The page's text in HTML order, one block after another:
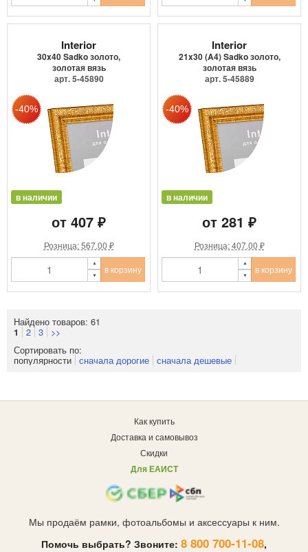
Interior
30x40 Sadko золото,
золотая вязь
арт. 5-45890
в наличии
от 407 ₽
Розница: 567.00 ₽
в корзину
Interior
21x30 (A4) Sadko золото,
золотая вязь
арт. 5-45889
в наличии
от 281 ₽
Розница: 407.00 ₽
в корзину
Найдено товаров: 61
1 2 3
>>
Сортировать по:
популярности сначала дорогие сначала дешевые
Как купить
Доставка и самовывоз
Скидки
Для ЕАИСТ
Мы продаём рамки, фотоальбомы и аксессуары к ним.
Помочь выбрать? Звоните: 8 800 700-11-08,